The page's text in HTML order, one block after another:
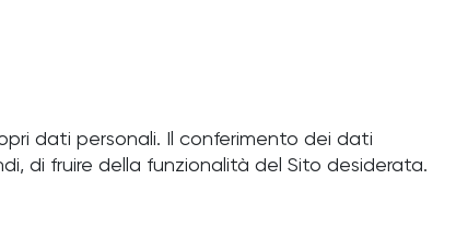
dati personali. Il conferimento dei dati
di fruire della funzionalità del Sito desiderata.